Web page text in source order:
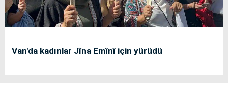
Van'da kadınlar Jîna Emînî için yürüdü